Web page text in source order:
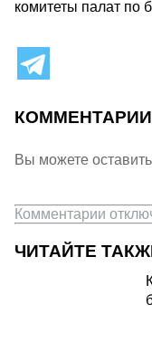
комитеты палат по
КОММЕНТАРИИ
Вы можете
Комментарии
ЧИТАЙТЕ